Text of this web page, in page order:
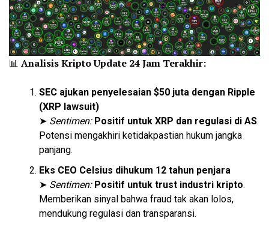
📊 Analisis Kripto Update 24 Jam Terakhir:
SEC ajukan penyelesaian $50 juta dengan Ripple
(XRP lawsuit)
➤ Sentimen: Positif untuk XRP dan regulasi di AS.
Potensi mengakhiri ketidakpastian hukum jangka
panjang.
Eks CEO Celsius dihukum 12 tahun penjara
➤ Sentimen: Positif untuk trust industri kripto.
Memberikan sinyal bahwa fraud tak akan lolos,
mendukung regulasi dan transparansi.